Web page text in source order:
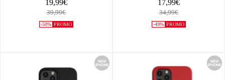
19,99€
39,99€
-50% PROMO
17,99€
34,99€
-49% PROMO